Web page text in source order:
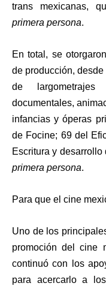
trans mexicanas,
primera persona.
En total, se
de producción,
de
documentales,
infancias y óperas
de Focine; 69 del
Escritura y
primera persona.
Para que el cine
Uno de los
promoción del cine
continuó con los
para acercarlo a